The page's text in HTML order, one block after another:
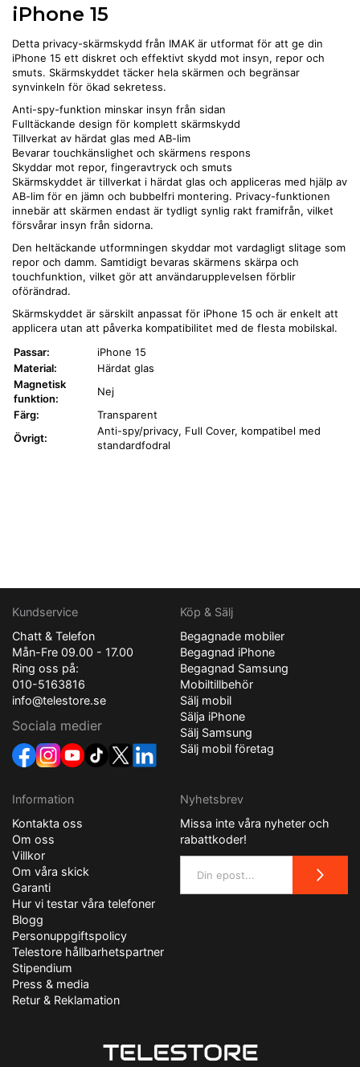
iPhone 15
Detta privacy-skärmskydd från IMAK är utformat för att ge din
iPhone 15 ett diskret och effektivt skydd mot insyn, repor och
smuts. Skärmskyddet täcker hela skärmen och begränsar
synvinkeln för ökad sekretess.
Anti-spy-funktion minskar insyn från sidan
Fulltäckande design för komplett skärmskydd
Tillverkat av härdat glas med AB-lim
Bevarar touchkänslighet och skärmens respons
Skyddar mot repor, fingeravtryck och smuts
Skärmskyddet är tillverkat i härdat glas och appliceras med hjälp av
AB-lim för en jämn och bubbel­fri montering. Privacy-funktionen
innebär att skärmen endast är tydligt synlig rakt framifrån, vilket
försvårar insyn från sidorna.
Den heltäckande utformningen skyddar mot vardagligt slitage som
repor och damm. Samtidigt bevaras skärmens skärpa och
touchfunktion, vilket gör att användarupplevelsen förblir
oförändrad.
Skärmskyddet är särskilt anpassat för iPhone 15 och är enkelt att
applicera utan att påverka kompatibilitet med de flesta mobilskal.
Passar:
iPhone 15
Material:
Härdat glas
Magnetisk
funktion:
Nej
Färg:
Transparent
Övrigt:
Anti-spy/privacy, Full Cover, kompatibel med
standardfodral
Kundservice
Chatt & Telefon
Mån-Fre 09.00 - 17.00
Ring oss på:
010-5163816
info@telestore.se
Sociala medier
Köp & Sälj
Begagnade mobiler
Begagnad iPhone
Begagnad Samsung
Mobiltillbehör
Sälj mobil
Sälja iPhone
Sälj Samsung
Sälj mobil företag
Information
Kontakta oss
Om oss
Villkor
Om våra skick
Garanti
Hur vi testar våra telefoner
Blogg
Personuppgiftspolicy
Telestore hållbarhetspartner
Stipendium
Press & media
Retur & Reklamation
Nyhetsbrev
Missa inte våra nyheter och
rabattkoder!